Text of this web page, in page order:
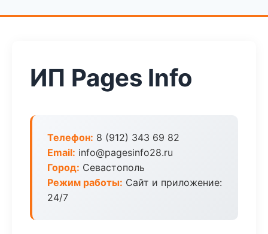
ИП Pages Info
Телефон: 8 (912) 343 69 82
Email: info@pagesinfo28.ru
Город: Севастополь
Режим работы: Сайт и приложение:
24/7